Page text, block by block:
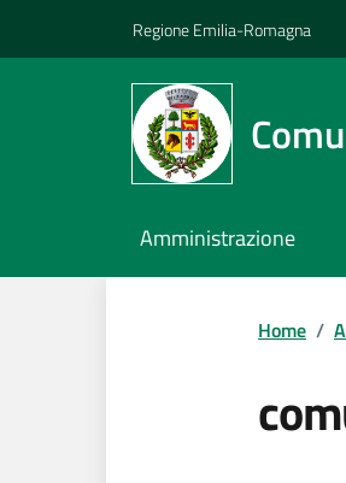
Regione Emilia-Romagna
Amministrazione
Home /